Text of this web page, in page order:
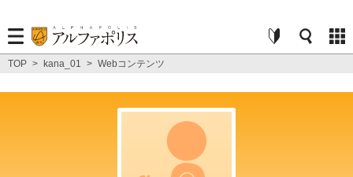
TOP > kana_01 > Webコンテンツ